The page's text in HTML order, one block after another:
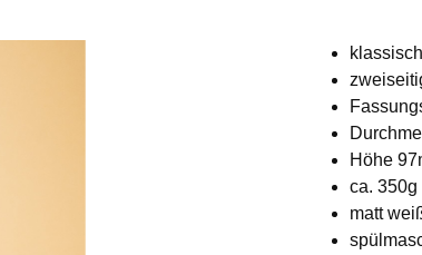
Höhe
ca.
matt